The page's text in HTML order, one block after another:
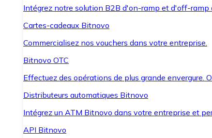
Intégrez notre solution B2B d'on-ramp et d'off-ramp
Cartes-cadeaux Bitnovo
Commercialisez nos vouchers dans votre entreprise.
Bitnovo OTC
Effectuez des opérations de plus grande
Distributeurs automatiques Bitnovo
Intégrez un ATM Bitnovo dans votre entreprise et
API Bitnovo